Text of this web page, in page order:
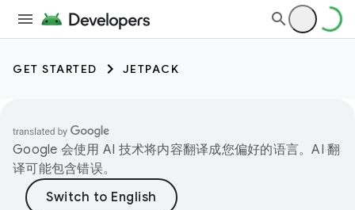
GET STARTED JETPACK
Google 会使用 AI 技术将内容翻译成您偏好的语言。AI 翻
译可能包含错误。